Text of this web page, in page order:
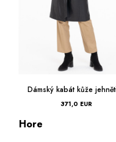
Dámský kabát kůže
371,0 EUR
Hore